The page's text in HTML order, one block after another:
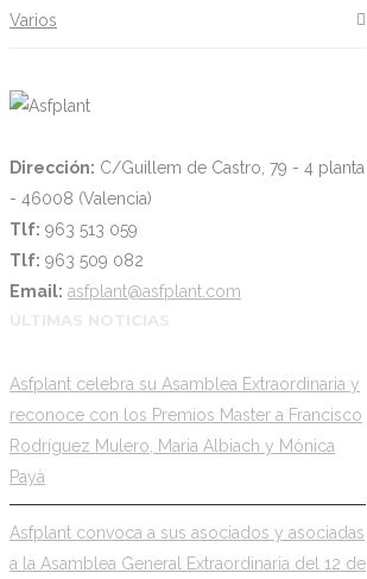
Varios
Dirección: C/Guillem de Castro, 79 - 4 planta
- 46008 (Valencia)
Tlf: 963 513 059
Tlf: 963 509 082
Email: asfplant@asfplant.com
Asfplant celebra su Asamblea Extraordinaria y
reconoce con los Premios Master a Francisco
Rodríguez Mulero, Maria Albiach y Mónica
Payà
Asfplant convoca a sus asociados y asociadas
a la Asamblea General Extraordinaria del 12 de